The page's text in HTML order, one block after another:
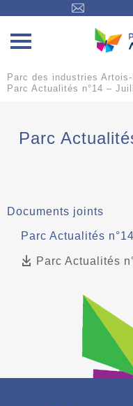
Parc des industries Artois-
Parc Actualités n°14 –
Parc
Documents joints
Parc Actualités
Parc Actualités